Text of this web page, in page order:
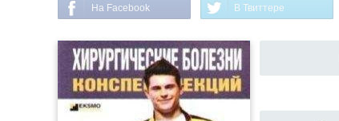
На Facebook В Твиттере